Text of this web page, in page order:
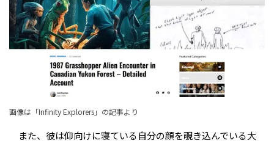
画像は「Infinity Explorers」の記事より
また、彼は仰向けに寝ている自分の顔を覗き込んでいる大